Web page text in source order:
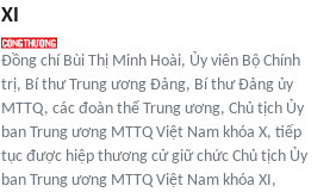
XI
Đồng chí Bùi Thị Minh Hoài, Ủy viên Bộ Chính
trị, Bí thư Trung ương Đảng, Bí thư Đảng ủy
MTTQ, các đoàn thể Trung ương, Chủ tịch Ủy
ban Trung ương MTTQ Việt Nam khóa X, tiếp
tục được hiệp thương cử giữ chức Chủ tịch Ủy
ban Trung ương MTTQ Việt Nam khóa XI,